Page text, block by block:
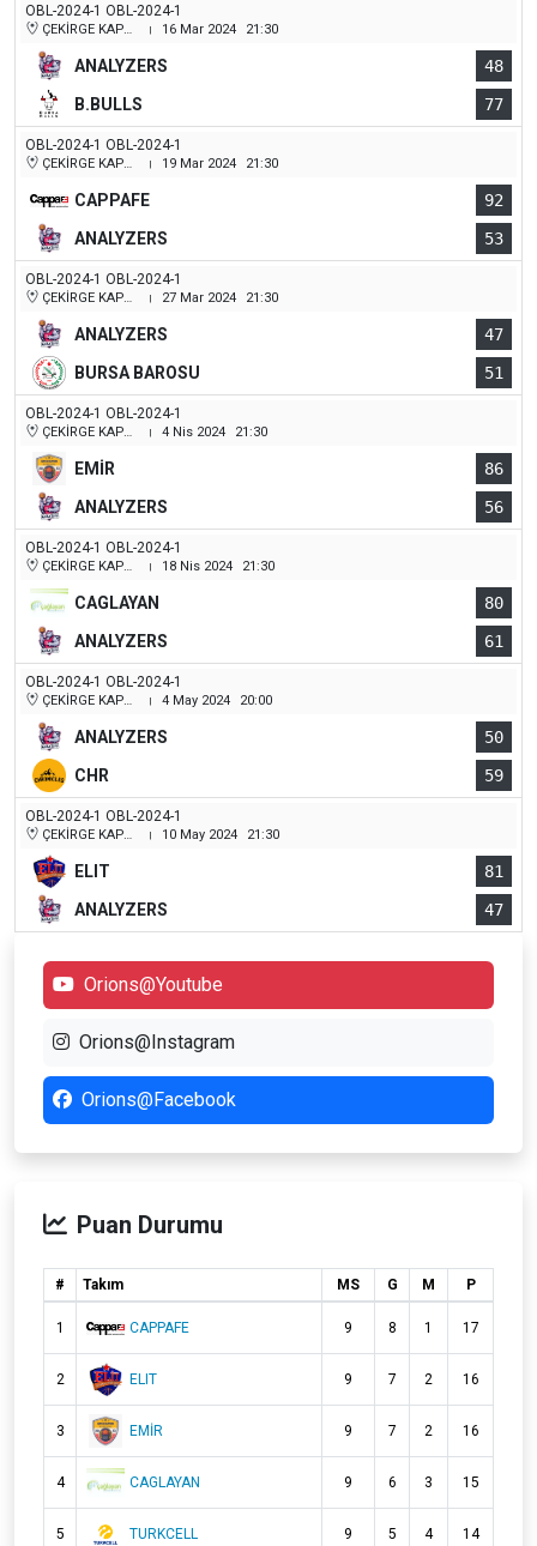
OBL-2024-1 OBL-2024-1
ÇEKİRGE KAPALI SPOR SALONU | 16 Mar 2024 21:30
ANALYZERS
48
B.BULLS
77
OBL-2024-1 OBL-2024-1
ÇEKİRGE KAPALI SPOR SALONU | 19 Mar 2024 21:30
CAPPAFE
92
ANALYZERS
53
OBL-2024-1 OBL-2024-1
ÇEKİRGE KAPALI SPOR SALONU | 27 Mar 2024 21:30
ANALYZERS
47
BURSA BAROSU
51
OBL-2024-1 OBL-2024-1
ÇEKİRGE KAPALI SPOR SALONU | 4 Nis 2024 21:30
EMİR
86
ANALYZERS
56
OBL-2024-1 OBL-2024-1
ÇEKİRGE KAPALI SPOR SALONU | 18 Nis 2024 21:30
CAGLAYAN
80
ANALYZERS
61
OBL-2024-1 OBL-2024-1
ÇEKİRGE KAPALI SPOR SALONU | 4 May 2024 20:00
ANALYZERS
50
CHR
59
OBL-2024-1 OBL-2024-1
ÇEKİRGE KAPALI SPOR SALONU | 10 May 2024 21:30
ELIT
81
ANALYZERS
47
Orions@Youtube
Orions@Instagram
Orions@Facebook
Puan Durumu
# Takım MS G M P
1 CAPPAFE 9 8 1 17
2 ELIT 9 7 2 16
3 EMİR 9 7 2 16
4 CAGLAYAN 9 6 3 15
5 TURKCELL 9 5 4 14